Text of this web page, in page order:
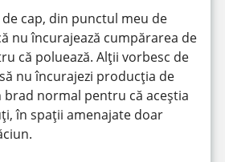
cap, din punctul meu de
nu încurajează cumpărarea de
că poluează. Alții vorbesc de
nu încurajezi producția de
brad normal pentru că aceștia
în spații amenajate doar